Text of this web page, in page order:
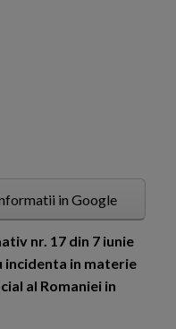
in Google
nr. 17 din 7 iunie
incidenta in materie
al Romaniei in